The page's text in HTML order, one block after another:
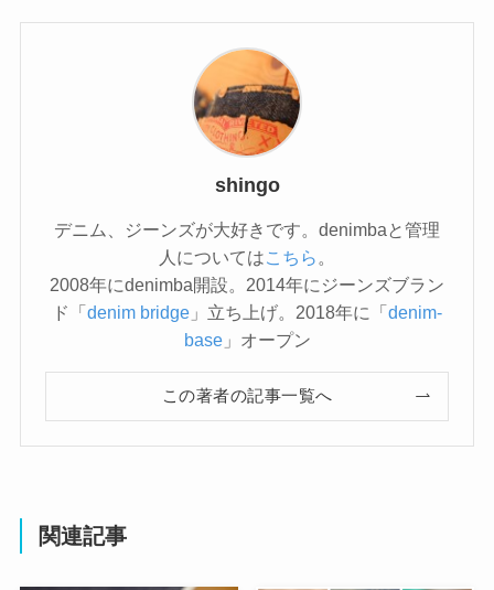
shingo
デニム、ジーンズが大好きです。denimbaと管理
人については こちら
2008年にdenimba開設。2014年にジーンズブラン
ド「denim bridge 」立ち上げ。2018年に「denim-
base」オープン
この著者の記事一覧へ
関連記事